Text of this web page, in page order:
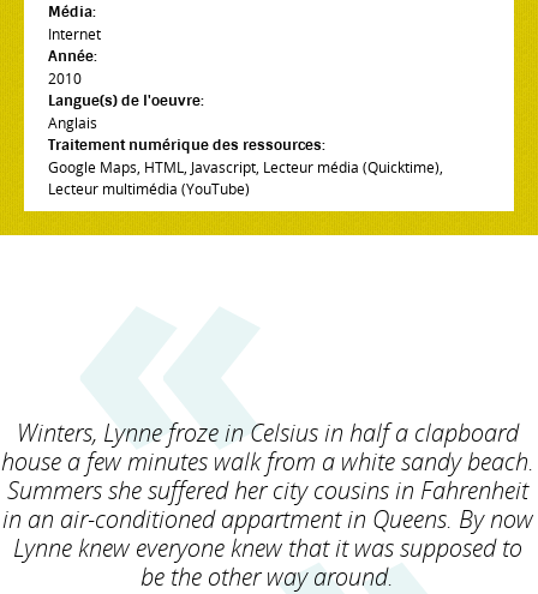
Média:
Internet
Année:
2010
Langue(s) de l'oeuvre:
Anglais
Traitement numérique des ressources:
Google Maps HTML Javascript Lecteur média (Quicktime)
Lecteur multimédia (YouTube)
Winters, Lynne froze in Celsius in half a clapboard
house a few minutes walk from a white sandy beach.
Summers she suffered her city cousins in Fahrenheit
in an air-conditioned appartment in Queens. By now
Lynne knew everyone knew that it was supposed to
be the other way around.